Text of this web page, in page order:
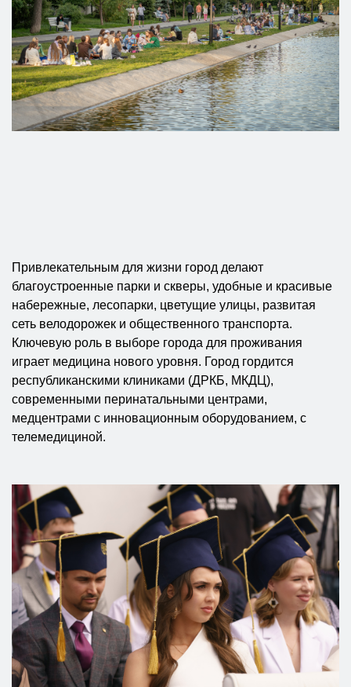
Привлекательным для жизни город делают
благоустроенные парки и скверы, удобные и красивые
набережные, лесопарки, цветущие улицы, развитая
сеть велодорожек и общественного транспорта.
Ключевую роль в выборе города для проживания
играет медицина нового уровня. Город гордится
республиканскими клиниками (ДРКБ, МКДЦ),
современными перинатальными центрами,
медцентрами с инновационным оборудованием, с
телемедициной.